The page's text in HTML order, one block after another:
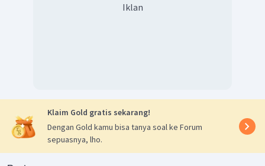
Iklan
Klaim Gold gratis sekarang!
Dengan Gold kamu bisa tanya soal ke Forum
sepuasnya, lho.